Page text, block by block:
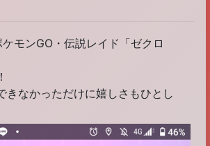
モンGO・伝説レイド「ゼクロ
きなかっただけに嬉しさもひとし